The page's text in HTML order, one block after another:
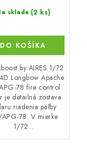
sklade (2 ks)
DO KOŠÍKA
by AIRES 1/72
Longbow Apache
78 fire control
je detailná zostava
riadenia paľby
78. V mierke
1/72...